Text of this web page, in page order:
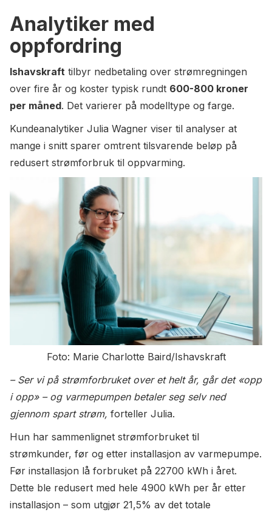
Analytiker med
oppfordring
Ishavskraft tilbyr nedbetaling over strømregningen
over fire år og koster typisk rundt 600-800 kroner
per måned. Det varierer på modelltype og farge.
Kundeanalytiker Julia Wagner viser til analyser at
mange i snitt sparer omtrent tilsvarende beløp på
redusert strømforbruk til oppvarming.
Foto: Marie Charlotte Baird/Ishavskraft
– Ser vi på strømforbruket over et helt år, går det «opp
i opp» – og varmepumpen betaler seg selv ned
gjennom spart strøm, forteller Julia.
Hun har sammenlignet strømforbruket til
strømkunder, før og etter installasjon av varmepumpe.
Før installasjon lå forbruket på 22700 kWh i året.
Dette ble redusert med hele 4900 kWh per år etter
installasjon – som utgjør 21,5% av det totale